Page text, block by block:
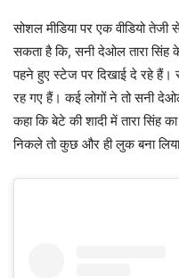
सोशल मीडिया पर एक वीडियो तेजी
सकता है कि, सनी देओल तारा सिंह
पहने हुए स्टेज पर दिखाई दे रहे
रह गए हैं। कई लोगों ने तो सनी
कहा कि बेटे की शादी में तारा
निकले तो कुछ और ही लुक बना